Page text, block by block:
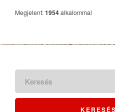
Megjelent:1954alkalommal